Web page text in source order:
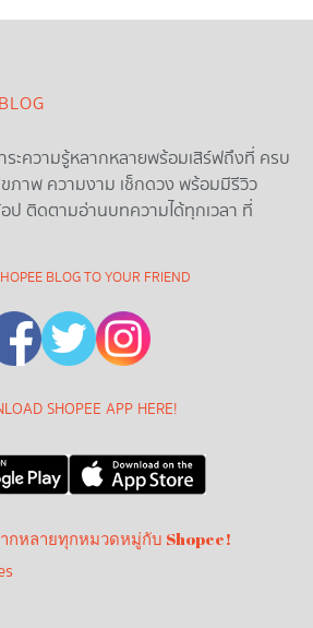
ระความรู้หลากหลายพร้อมเสิร์ฟถึงที่ ครบ
ภาพ ความงาม เช็กดวง พร้อมมีรีวิว
ป ติดตามอ่านบทความได้ทุกเวลา ที่
BLOG TO YOUR FRIEND
SHOPEE APP HERE!
กหลายทุกหมวดหมู่กับ Shopee!